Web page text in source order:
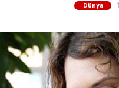
Dünya